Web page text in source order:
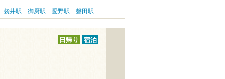
袋井駅 御厨駅 愛野駅 磐田駅
日帰り 宿泊